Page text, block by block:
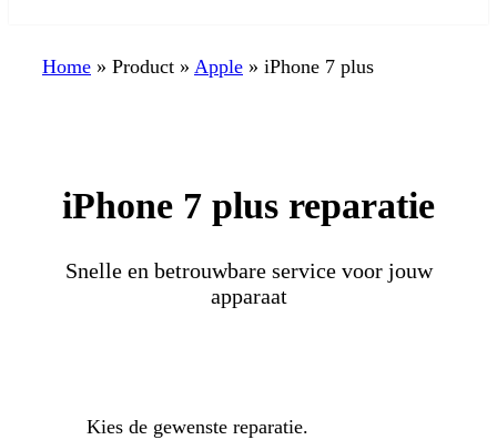
Home » Product » Apple » iPhone 7 plus
iPhone 7 plus reparatie
Snelle en betrouwbare service voor jouw
apparaat
Kies de gewenste reparatie.